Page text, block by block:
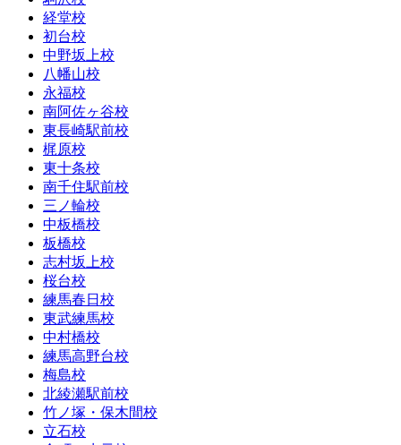
経堂校
初台校
中野坂上校
八幡山校
永福校
南阿佐ヶ谷校
東長崎駅前校
梶原校
東十条校
南千住駅前校
三ノ輪校
中板橋校
板橋校
志村坂上校
桜台校
練馬春日校
東武練馬校
中村橋校
練馬高野台校
梅島校
北綾瀬駅前校
竹ノ塚・保木間校
立石校